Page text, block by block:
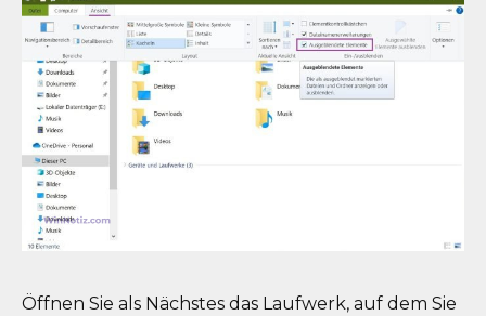
Öffnen Sie als Nächstes das Laufwerk, auf dem Sie